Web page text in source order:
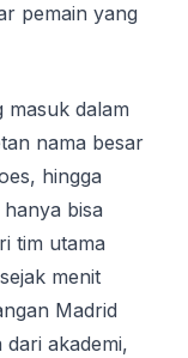
pemain yang
masuk dalam
nama besar
hingga
bіѕа
tim utаmа
menit
Madrid
akademi,